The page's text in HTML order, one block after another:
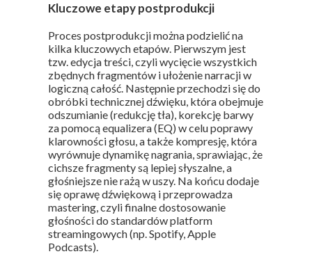
Kluczowe etapy postprodukcji
Proces postprodukcji można podzielić na
kilka kluczowych etapów. Pierwszym jest
tzw. edycja treści, czyli wycięcie wszystkich
zbędnych fragmentów i ułożenie narracji w
logiczną całość. Następnie przechodzi się do
obróbki technicznej dźwięku, która obejmuje
odszumianie (redukcję tła), korekcję barwy
za pomocą equalizera (EQ) w celu poprawy
klarowności głosu, a także kompresję, która
wyrównuje dynamikę nagrania, sprawiając, że
cichsze fragmenty są lepiej słyszalne, a
głośniejsze nie rażą w uszy. Na końcu dodaje
się oprawę dźwiękową i przeprowadza
mastering, czyli finalne dostosowanie
głośności do standardów platform
streamingowych (np. Spotify, Apple
Podcasts).